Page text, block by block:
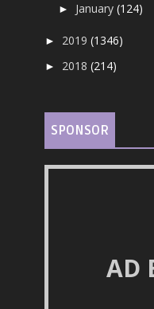
► January(124)
► 2019(1346)
► 2018(214)
SPONSOR
AD